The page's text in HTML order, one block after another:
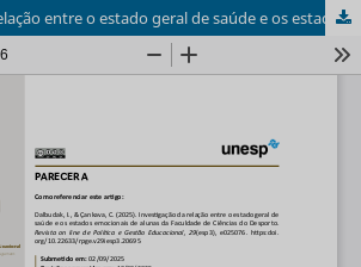
Investigação da relação entre o estado geral de saúde e os estados emocionais de alunas da Faculdade de Ciências do Desporto